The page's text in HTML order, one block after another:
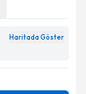
Haritada Göster